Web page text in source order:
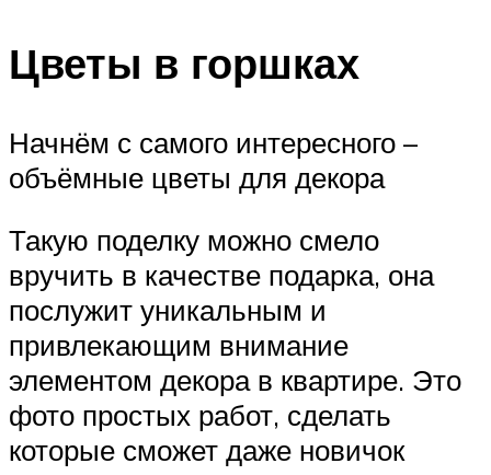
Цветы в горшках
Начнём с самого интересного –
объёмные цветы для декора
Такую поделку можно смело
вручить в качестве подарка, она
послужит уникальным и
привлекающим внимание
элементом декора в квартире. Это
фото простых работ, сделать
которые сможет даже новичок